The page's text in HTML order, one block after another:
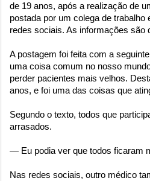
de 19 anos, após a realização de
postada por um colega de trabalho
redes sociais. As informações são
A postagem foi feita com a
uma coisa comum no nosso
perder pacientes mais velhos.
anos, e foi uma das coisas que
Segundo o texto, todos que
arrasados.
— Eu podia ver que todos ficaram
Nas redes sociais, outro médico